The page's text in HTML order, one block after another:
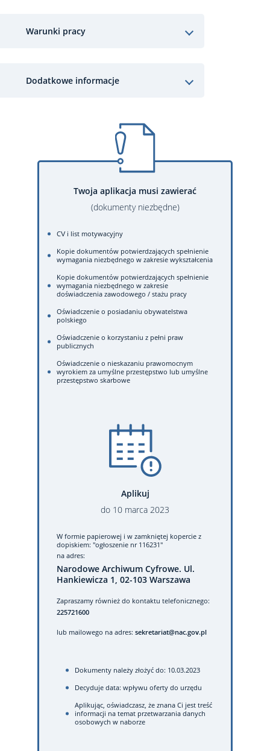
Warunki pracy
Dodatkowe informacje
Twoja aplikacja musi zawierać
(dokumenty niezbędne)
CV i list motywacyjny
Kopie dokumentów potwierdzających spełnienie
wymagania niezbędnego w zakresie wykształcenia
Kopie dokumentów potwierdzających spełnienie
wymagania niezbędnego w zakresie
doświadczenia zawodowego / stażu pracy
Oświadczenie o posiadaniu obywatelstwa
polskiego
Oświadczenie o korzystaniu z pełni praw
publicznych
Oświadczenie o nieskazaniu prawomocnym
wyrokiem za umyślne przestępstwo lub umyślne
przestępstwo skarbowe
Aplikuj
do 10 marca 2023
W formie papierowej i w zamkniętej kopercie z
dopiskiem: "ogłoszenie nr 116231"
na adres:
Narodowe Archiwum Cyfrowe. Ul.
Hankiewicza 1, 02-103 Warszawa
Zapraszamy również do kontaktu telefonicznego:
225721600
lub mailowego na adres: sekretariat@nac.gov.pl
Dokumenty należy złożyć do: 10.03.2023
Decyduje data: wpływu oferty do urzędu
Aplikując, oświadczasz, że znana Ci jest treść
informacji na temat przetwarzania danych
osobowych w naborze